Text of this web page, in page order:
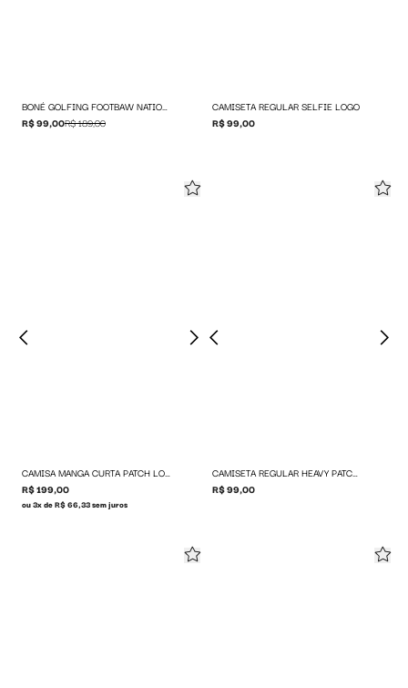
BONÉ GOLFING FOOTBAW NATIONS
R$ 99,00R$ 189,00
CAMISETA REGULAR SELFIE LOGO
R$ 99,00
CAMISA MANGA CURTA PATCH LOGO
R$ 199,00
ou 3x de R$ 66,33 sem juros
CAMISETA REGULAR HEAVY PATCH LOGO
R$ 99,00